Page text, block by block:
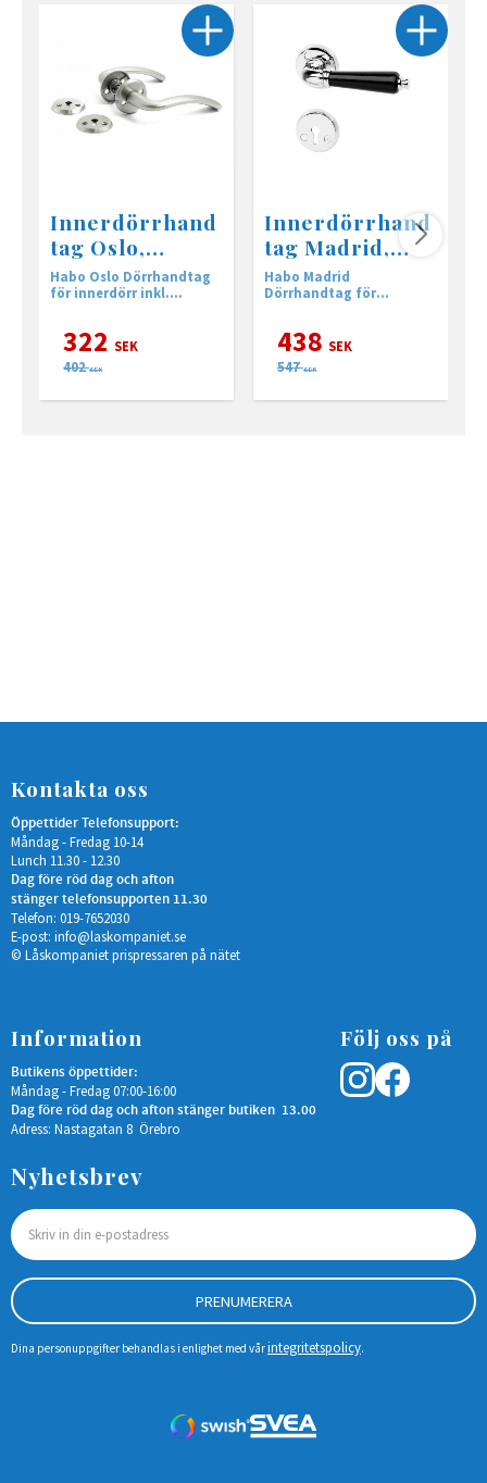
Innerdörrhand
tag Oslo,
borstad krom
Habo Oslo Dörrhandtag
för innerdörr inkl.
322 SEK
402 SEK
Innerdörrhand
tag Madrid,
Krom
Habo Madrid
Dörrhandtag för
438 SEK
547 SEK
Kontakta oss
Öppettider Telefonsupport:
Måndag - Fredag 10-14
Lunch 11.30 - 12.30
Dag före röd dag och afton
stänger telefonsupporten 11.30
Telefon: 019-7652030
E-post: info@laskompaniet.se
© Låskompaniet prispressaren på nätet
Information
Butikens öppettider:
Måndag - Fredag 07:00-16:00
Dag före röd dag och afton stänger butiken 13.00
Adress: Nastagatan 8 Örebro
Följ oss på
Nyhetsbrev
PRENUMERERA
Dina personuppgifter behandlas i enlighet med vårintegritetspolicy.